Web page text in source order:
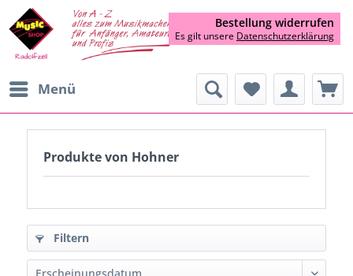
Menü
Produkte von Hohner
Filtern
Bestellung widerrufen
Es gilt unsere Datenschutzerklärung